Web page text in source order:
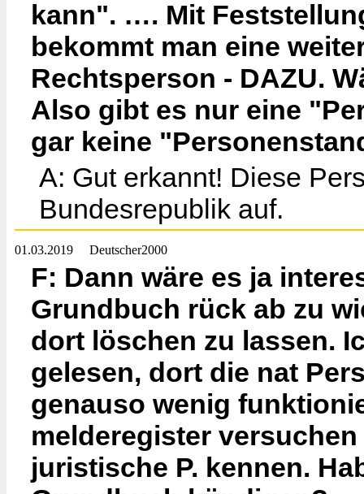
kann". …. Mit
bekommt man eine
Rechtsperson - DAZU.
Also gibt es nur eine
gar keine
A: Gut erkannt! Diese
Bundesrepublik auf.
01.03.2019 Deutscher2000
F: Dann wäre es ja
Grundbuch rück ab zu
dort löschen zu lassen.
gelesen, dort die nat
genauso wenig
melderegister
juristische P. kennen.